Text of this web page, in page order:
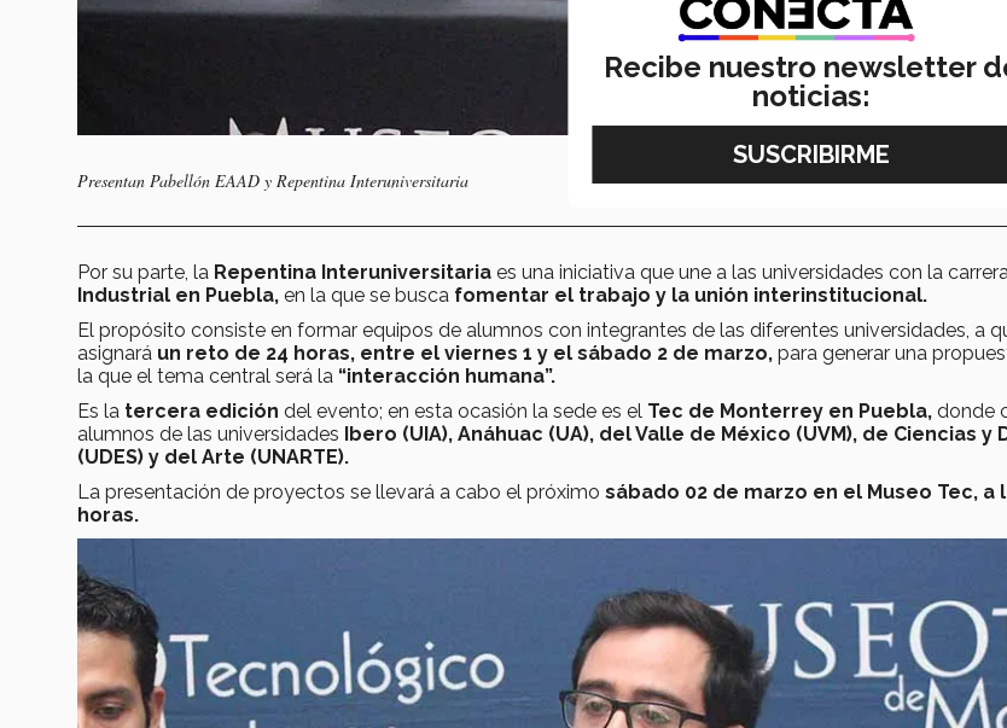
Presentan Pabellón EAAD y Repentina Interuniversitaria
Por su parte, la Repentina Interuniversitaria es una iniciativa que une a las universidades con la
Industrial en Puebla, en la que se busca fomentar el trabajo y la unión interinstitucional.
El propósito consiste en formar equipos de alumnos con integrantes de las diferentes universidades, a
asignará un reto de 24 horas, entre el viernes 1 y el sábado 2 de marzo, para generar una
la que el tema central será la “interacción humana”.
Es la tercera edición del evento; en esta ocasión la sede es el Tec de Monterrey en Puebla, donde
alumnos de las universidades
Ibero (UIA), Anáhuac (UA), del Valle de México (UVM), de Ciencias y
(UDES) y del Arte (UNARTE).
La presentación de proyectos se llevará a cabo el próximo sábado 02 de marzo en el Museo Tec, a
horas.
Recibe nuestro newsletter
noticias: